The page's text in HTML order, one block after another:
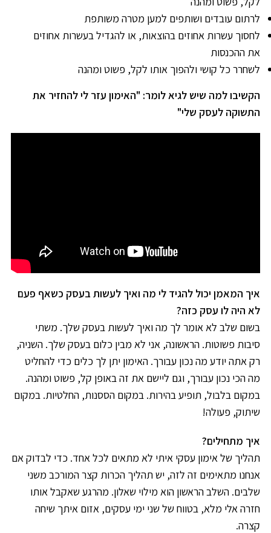
לרתום עובדים ושותפים למען מטרה משותפת
לחסוך עשרות אחוזים בהוצאות, או להגדיל בעשרות אחוזים
את ההכנסות
לשחרר כל קושי ולהפוך אותו לקל, פשוט ומהנה
הקשיבו למה שיש לגיא לומר: "האימון עזר לי להחזיר את
התשוקה לעסק שלי"
איך המאמן יכול להגיד לי מה ואיך לעשות בעסק כשאף פעם
לא היה לו עסק כזה?
בשום שלב לא אומר לך מה ואיך לעשות בעסק שלך. משתי
סיבות פשוטות. הראשונה, אני לא מבין כלום בעסק שלך. השניה,
רק אתה יודע מה נכון עבורך. האימון יתן לך כלים כדי להחליט
מה הכי נכון עבורך, וגם ליישם את זה באופן קל, פשוט ומהנה.
במקום בלבול, תופיע בהירות. במקום הססנות, החלטיות. במקום
שיתוק, פעולה!
איך מתחילים?
תהליך של אימון עסקי איתי לא מתאים לכל אחד. כדי לבדוק אם
אנחנו מתאימים זה לזה, יש תהליך הכרות קצר המורכב משני
שלבים. השלב הראשון הוא מילוי שאלון. מהרגע שאקבל אותו
חזרה אלי מלא, בטווח של שני ימי עסקים, אזום איתך שיחה
קצרה.